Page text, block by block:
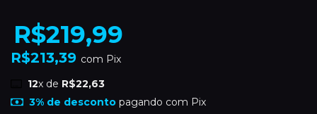
R$219,99
R$213,39 com Pix
12x de R$22,63
3% de descontopagando com Pix